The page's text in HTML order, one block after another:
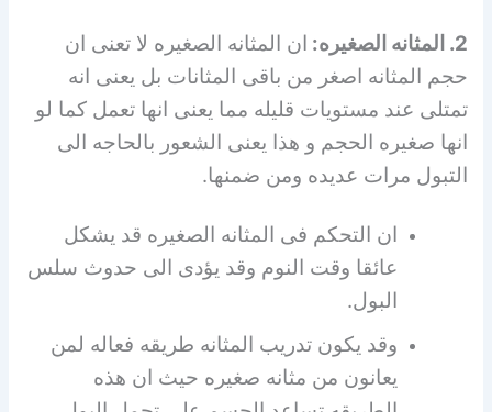
2. المثانه الصغيره:
ان المثانه الصغيره لا تعنى ان
حجم المثانه اصغر من باقى المثانات بل يعنى انه
تمتلى عند مستويات قليله مما يعنى انها تعمل كما لو
انها صغيره الحجم و هذا يعنى الشعور بالحاجه الى
التبول مرات عديده ومن ضمنها.
ان التحكم فى المثانه الصغيره قد يشكل
عائقا وقت النوم وقد يؤدى الى حدوث سلس
البول.
وقد يكون تدريب المثانه طريقه فعاله لمن
يعانون من مثانه صغيره حيث ان هذه